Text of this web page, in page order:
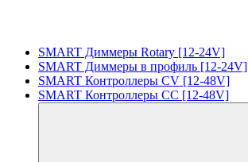
SMART Диммеры Rotary [12-24V]
SMART Диммеры в профиль [12-24V]
SMART Контроллеры CV [12-48V]
SMART Контроллеры CC [12-48V]